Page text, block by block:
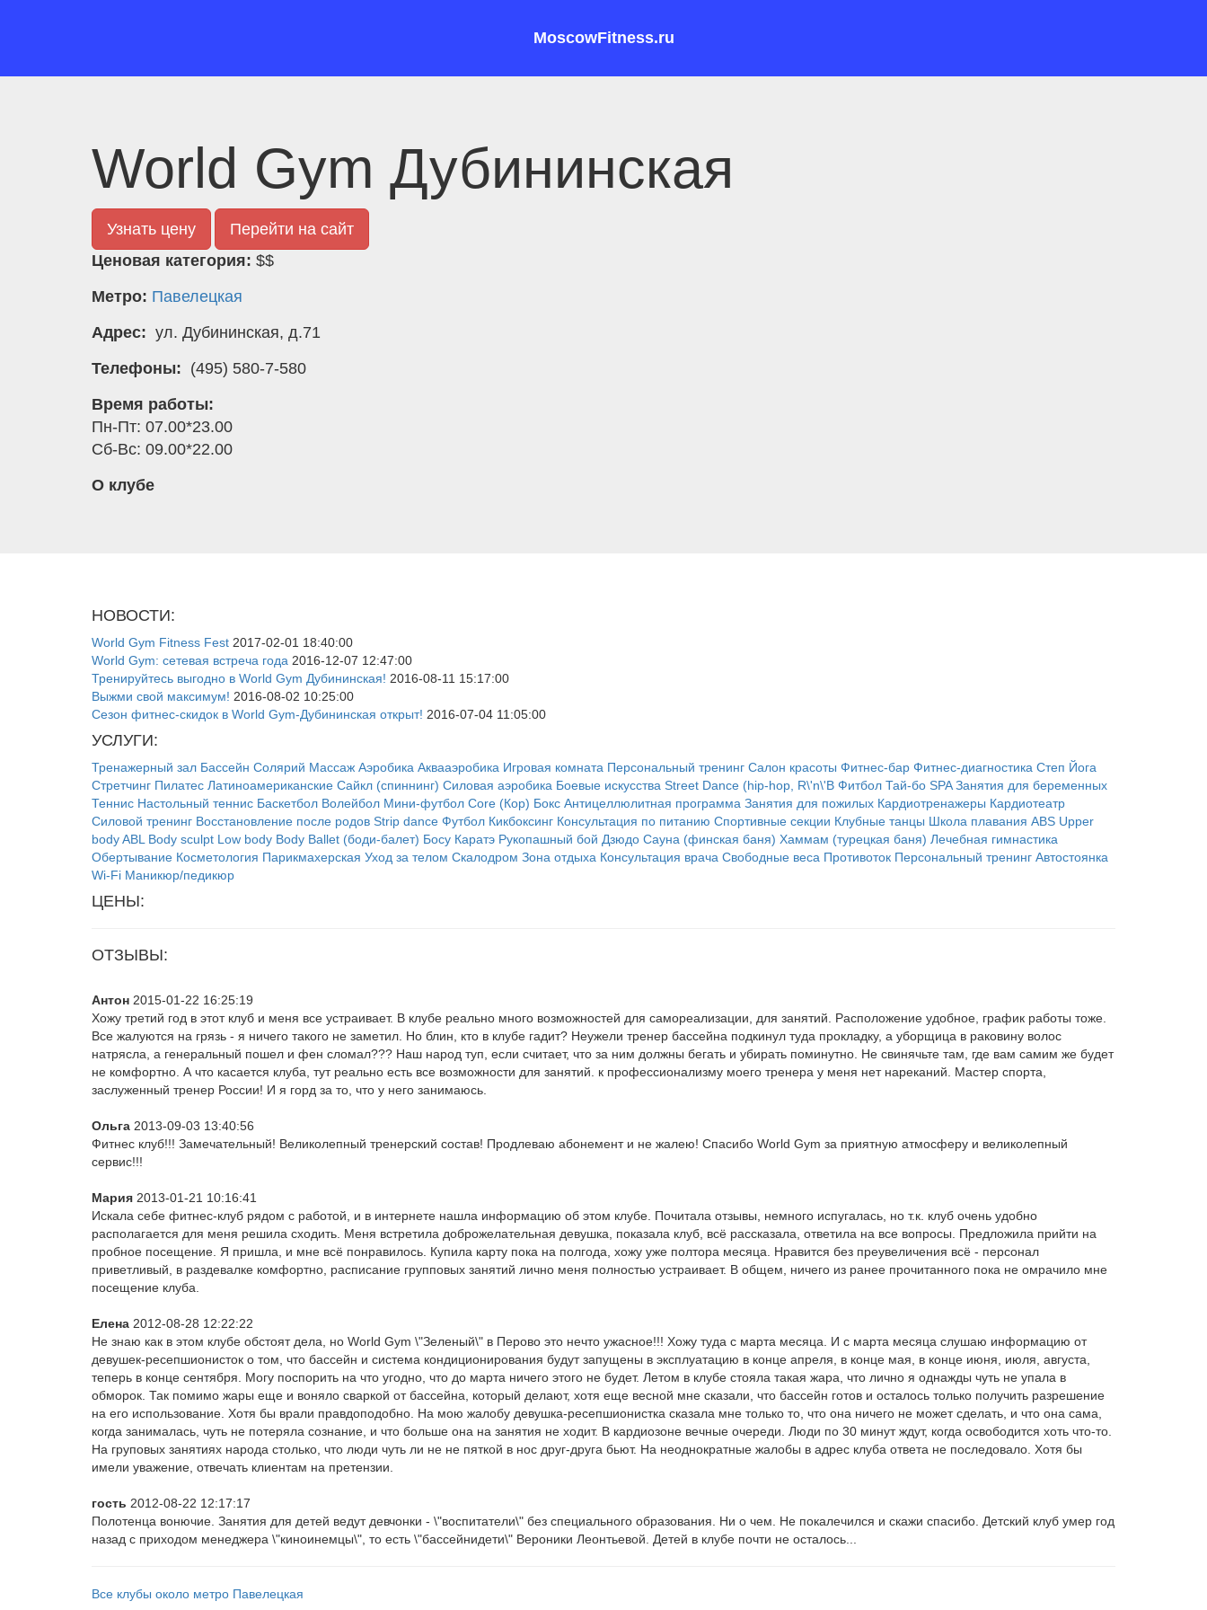
MoscowFitness.ru
World Gym Дубининская
Узнать цену
Перейти на сайт
Ценовая категория: $$
Метро: Павелецкая
Адрес: ул. Дубининская, д.71
Телефоны: (495) 580-7-580
Время работы:
Пн-Пт: 07.00*23.00
Сб-Вс: 09.00*22.00
О клубе
НОВОСТИ:
World Gym Fitness Fest 2017-02-01 18:40:00
World Gym: сетевая встреча года 2016-12-07 12:47:00
Тренируйтесь выгодно в World Gym Дубининская! 2016-08-11 15:17:00
Выжми свой максимум! 2016-08-02 10:25:00
Сезон фитнес-скидок в World Gym-Дубининская открыт! 2016-07-04 11:05:00
УСЛУГИ:
Тренажерный зал Бассейн Солярий Массаж Аэробика Аквааэробика Игровая комната Персональный тренинг Салон красоты Фитнес-бар Фитнес-диагностика Степ Йога
Стретчинг Пилатес Латиноамериканские Сайкл (спиннинг) Силовая аэробика Боевые искусства Street Dance (hip-hop, R\'n\'B Фитбол Тай-бо SPA Занятия для беременных
Теннис Настольный теннис Баскетбол Волейбол Мини-футбол Core (Кор) Бокс Антицеллюлитная программа Занятия для пожилых Кардиотренажеры Кардиотеатр
Силовой тренинг Восстановление после родов Strip dance Футбол Кикбоксинг Консультация по питанию Спортивные секции Клубные танцы Школа плавания ABS Upper
bodyABL Body sculpt Low body Body Ballet (боди-балет) Босу Каратэ Рукопашный бой Дзюдо Сауна (финская баня) Хаммам (турецкая баня) Лечебная гимнастика
Обертывание Косметология Парикмахерская Уход за телом Скалодром Зона отдыха Консультация врача Свободные веса Противоток Персональный тренинг Автостоянка
Wi-Fi Маникюр/педикюр
ЦЕНЫ:
ОТЗЫВЫ:
Антон 2015-01-22 16:25:19
Хожу третий год в этот клуб и меня все устраивает. В клубе реально много возможностей для самореализации, для занятий. Расположение удобное, график работы тоже.
Все жалуются на грязь - я ничего такого не заметил. Но блин, кто в клубе гадит? Неужели тренер бассейна подкинул туда прокладку, а уборщица в раковину волос
натрясла, а генеральный пошел и фен сломал??? Наш народ туп, если считает, что за ним должны бегать и убирать поминутно. Не свинячьте там, где вам самим же будет
не комфортно. А что касается клуба, тут реально есть все возможности для занятий. к профессионализму моего тренера у меня нет нареканий. Мастер спорта,
заслуженный тренер России! И я горд за то, что у него занимаюсь.
Ольга 2013-09-03 13:40:56
Фитнес клуб!!! Замечательный! Великолепный тренерский состав! Продлеваю абонемент и не жалею! Спасибо World Gym за приятную атмосферу и великолепный
сервис!!!
Мария 2013-01-21 10:16:41
Искала себе фитнес-клуб рядом с работой, и в интернете нашла информацию об этом клубе. Почитала отзывы, немного испугалась, но т.к. клуб очень удобно
располагается для меня решила сходить. Меня встретила доброжелательная девушка, показала клуб, всё рассказала, ответила на все вопросы. Предложила прийти на
пробное посещение. Я пришла, и мне всё понравилось. Купила карту пока на полгода, хожу уже полтора месяца. Нравится без преувеличения всё - персонал
приветливый, в раздевалке комфортно, расписание групповых занятий лично меня полностью устраивает. В общем, ничего из ранее прочитанного пока не омрачило мне
посещение клуба.
Елена 2012-08-28 12:22:22
Не знаю как в этом клубе обстоят дела, но World Gym \"Зеленый\" в Перово это нечто ужасное!!! Хожу туда с марта месяца. И с марта месяца слушаю информацию от
девушек-ресепшионисток о том, что бассейн и система кондиционирования будут запущены в эксплуатацию в конце апреля, в конце мая, в конце июня, июля, августа,
теперь в конце сентября. Могу поспорить на что угодно, что до марта ничего этого не будет. Летом в клубе стояла такая жара, что лично я однажды чуть не упала в
обморок. Так помимо жары еще и воняло сваркой от бассейна, который делают, хотя еще весной мне сказали, что бассейн готов и осталось только получить разрешение
на его использование. Хотя бы врали правдоподобно. На мою жалобу девушка-ресепшионистка сказала мне только то, что она ничего не может сделать, и что она сама,
когда занималась, чуть не потеряла сознание, и что больше она на занятия не ходит. В кардиозоне вечные очереди. Люди по 30 минут ждут, когда освободится хоть что-то.
На груповых занятиях народа столько, что люди чуть ли не не пяткой в нос друг-друга бьют. На неоднократные жалобы в адрес клуба ответа не последовало. Хотя бы
имели уважение, отвечать клиентам на претензии.
гость 2012-08-22 12:17:17
Полотенца вонючие. Занятия для детей ведут девчонки - \"воспитатели\" без специального образования. Ни о чем. Не покалечился и скажи спасибо. Детский клуб умер год
назад с приходом менеджера \"киноинемцы\", то есть \"бассейнидети\" Вероники Леонтьевой. Детей в клубе почти не осталось...
Все клубы около метро Павелецкая